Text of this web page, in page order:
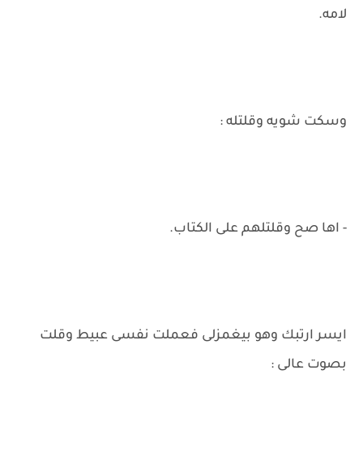
لامه.
وسكت شويه وقلتله :
- اها صح وقلتلهم على الكتاب.
ايسر ارتبك وهو بيغمزلى فعملت نفسى عبيط وقلت
بصوت عالى :